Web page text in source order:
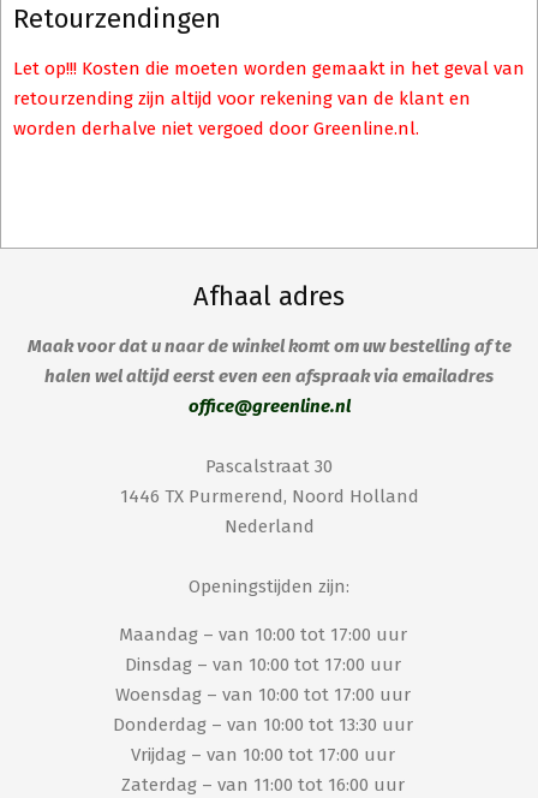
Retourzendingen
Let op!!! Kosten die moeten worden gemaakt in het geval van
retourzending zijn altijd voor rekening van de klant en
worden derhalve niet vergoed door Greenline.nl.
Afhaal adres
Maak voor dat u naar de winkel komt om uw bestelling af te
halen wel altijd eerst even een afspraak via emailadres
office@greenline.nl
Pascalstraat 30
1446 TX Purmerend, Noord Holland
Nederland
Openingstijden zijn:
Maandag – van 10:00 tot 17:00 uur
Dinsdag – van 10:00 tot 17:00 uur
Woensdag – van 10:00 tot 17:00 uur
Donderdag – van 10:00 tot 13:30 uur
Vrijdag – van 10:00 tot 17:00 uur
Zaterdag – van 11:00 tot 16:00 uur